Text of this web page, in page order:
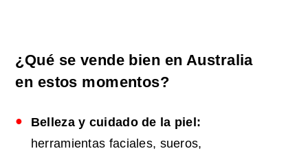
¿Qué se vende bien en Australia
en estos momentos?
Belleza y cuidado de la piel:
herramientas faciales, sueros,